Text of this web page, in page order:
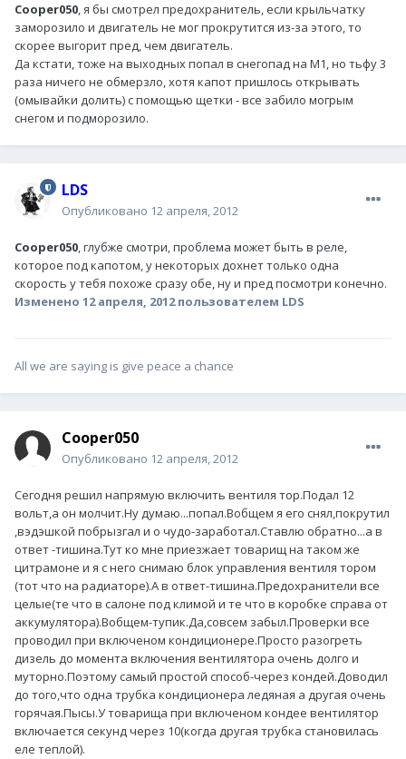
Cooper050, я бы смотрел предохранитель, если крыльчатку
заморозило и двигатель не мог прокрутится из-за этого, то
скорее выгорит пред, чем двигатель.
Да кстати, тоже на выходных попал в снегопад на М1, но тьфу 3
раза ничего не обмерзло, хотя капот пришлось открывать
(омывайки долить) с помощью щетки - все забило могрым
снегом и подморозило.
LDS
Опубликовано 12 апреля, 2012
Cooper050, глубже смотри, проблема может быть в реле,
которое под капотом, у некоторых дохнет только одна
скорость у тебя похоже сразу обе, ну и пред посмотри конечно.
Изменено 12 апреля, 2012пользователем LDS
All we are saying is give peace a chance
Cooper050
Опубликовано 12 апреля, 2012
Сегодня решил напрямую включить вентиля тор.Подал 12
вольт,а он молчит.Ну думаю...попал.Вобщем я его снял,покрутил
,вэдэшкой побрызгал и о чудо-заработал.Ставлю обратно...а в
ответ -тишина.Тут ко мне приезжает товарищ на таком же
цитрамоне и я с него снимаю блок управления вентиля тором
(тот что на радиаторе).А в ответ-тишина.Предохранители все
целые(те что в салоне под климой и те что в коробке справа от
аккумулятора).Вобщем-тупик.Да,совсем забыл.Проверки все
проводил при включеном кондиционере.Просто разогреть
дизель до момента включения вентилятора очень долго и
муторно.Поэтому самый простой способ-через кондей.Доводил
до того,что одна трубка кондиционера ледяная а другая очень
горячая.Пысы.У товарища при включеном кондее вентилятор
включается секунд через 10(когда другая трубка становилась
еле теплой).